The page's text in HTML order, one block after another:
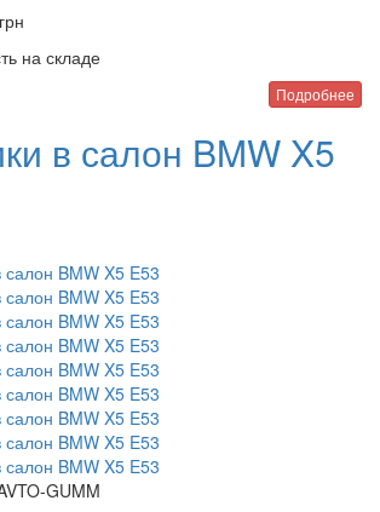
грн
на складе
Подробнее
в салон BMW X5
GUMM